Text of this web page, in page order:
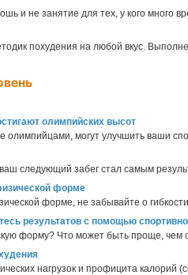
и не занятие для тех, у кого много
похудения на любой вкус.
олимпийских высот
могут улучшить ваши
следующий забег стал самым
форме
форме, не забывайте о
результатов с помощью
форму? Что может быть проще, чем
нагрузок и профицита калорий